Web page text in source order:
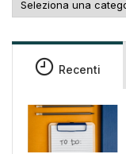
Recenti